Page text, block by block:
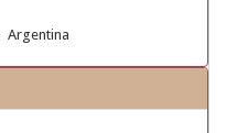
Argentina